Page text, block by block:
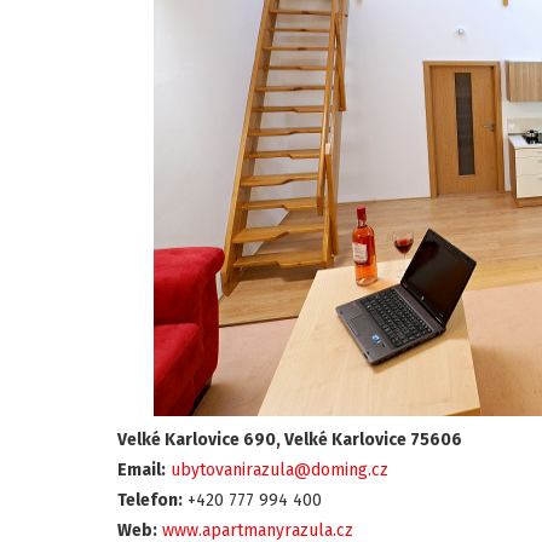
Velké Karlovice 690, Velké Karlovice 75606
Email: ubytovanirazula@doming.cz
Telefon: +420 777 994 400
Web: www.apartmanyrazula.cz